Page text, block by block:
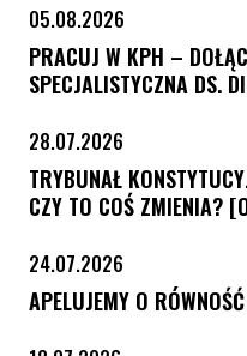
05.08.2026
PRACUJ W KPH –
SPECJALISTYCZNA DS.
28.07.2026
TRYBUNAŁ
CZY TO COŚ ZMIENIA?
24.07.2026
APELUJEMY O